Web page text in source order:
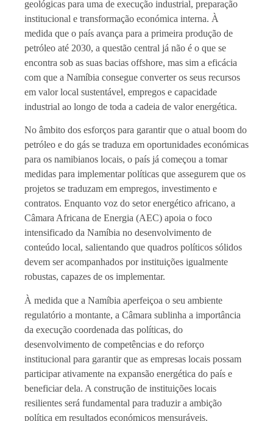
geológicas para uma de execução industrial, preparação
institucional e transformação económica interna. À
medida que o país avança para a primeira produção de
petróleo até 2030, a questão central já não é o que se
encontra sob as suas bacias offshore, mas sim a eficácia
com que a Namíbia consegue converter os seus recursos
em valor local sustentável, empregos e capacidade
industrial ao longo de toda a cadeia de valor energética.
No âmbito dos esforços para garantir que o atual boom do
petróleo e do gás se traduza em oportunidades económicas
para os namibianos locais, o país já começou a tomar
medidas para implementar políticas que assegurem que os
projetos se traduzam em empregos, investimento e
contratos. Enquanto voz do setor energético africano, a
Câmara Africana de Energia (AEC) apoia o foco
intensificado da Namíbia no desenvolvimento de
conteúdo local, salientando que quadros políticos sólidos
devem ser acompanhados por instituições igualmente
robustas, capazes de os implementar.
À medida que a Namíbia aperfeiçoa o seu ambiente
regulatório a montante, a Câmara sublinha a importância
da execução coordenada das políticas, do
desenvolvimento de competências e do reforço
institucional para garantir que as empresas locais possam
participar ativamente na expansão energética do país e
beneficiar dela. A construção de instituições locais
resilientes será fundamental para traduzir a ambição
política em resultados económicos mensuráveis.